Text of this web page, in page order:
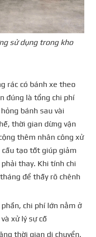
sử dụng trong kho
rác có bánh xe theo
đúng là tổng chi phí
bánh sau vài
thời gian dừng vận
thêm nhân công xử
cấu tạo tốt giúp giảm
thay. Khi tính chi
để thấy rõ chênh
chi phí lớn nằm ở
xử lý sự cố
thời gian di chuyển,